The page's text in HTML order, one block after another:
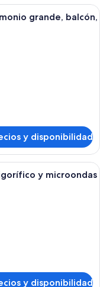
portátil sobre un
grande, balcón,
y disponibilidad
de hotel con cama,
y microondas
y disponibilidad